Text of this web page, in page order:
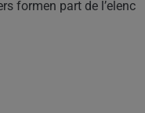
formen part de l’elenc